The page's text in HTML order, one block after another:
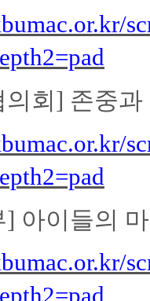
회 ] 존중과
] 아이들의